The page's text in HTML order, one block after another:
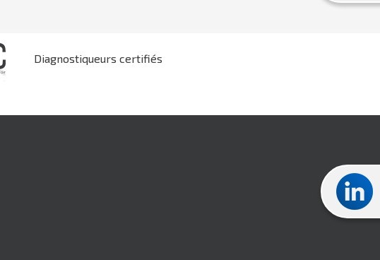
Diagnostiqueurs certifiés